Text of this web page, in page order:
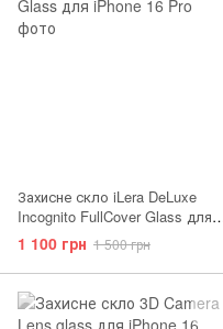
Захисне скло iLera DeLuxe
Incognito FullCover Glass для
iPhone 17/16 Pro
1 100 грн 1 500 грн